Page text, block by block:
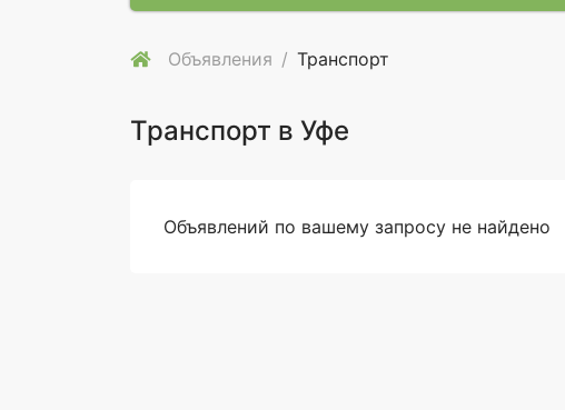
Объявления Транспорт
Транспорт в Уфе
Объявлений по вашему запросу не найдено